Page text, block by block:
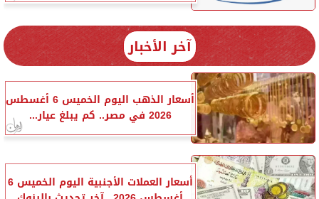
آخر الأخبار
أسعار الذهب اليوم الخميس 6 أغسطس
2026 في مصر.. كم يبلغ عيار...
أسعار العملات الأجنبية اليوم الخميس 6